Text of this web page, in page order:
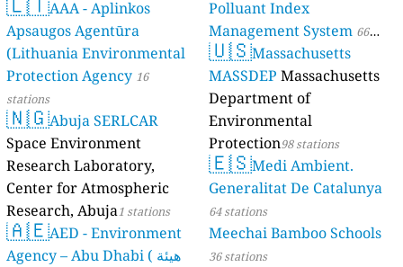
AAA - Aplinkos
Apsaugos Agentūra
(Lithuania Environmental
Protection Agency 16
stations
🇳🇬Abuja SERLCAR
Space Environment
Research Laboratory,
Center for Atmospheric
Research, Abuja1 stations
🇦🇪AED - Environment
Agency – Abu Dhabi ( هيئة
Polluant Index
Management System 66
stations
🇺🇸Massachusetts
MASSDEP Massachusetts
Department of
Environmental
Protection98 stations
🇪🇸Medi Ambient.
Generalitat De Catalunya
64 stations
Meechai Bamboo Schools
36 stations